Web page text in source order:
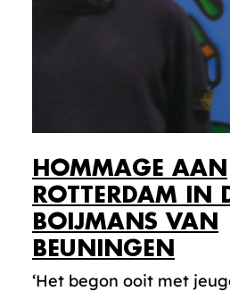
HOMMAGE AAN
ROTTERDAM IN
BOIJMANS VAN
BEUNINGEN
‘Het begon ooit met